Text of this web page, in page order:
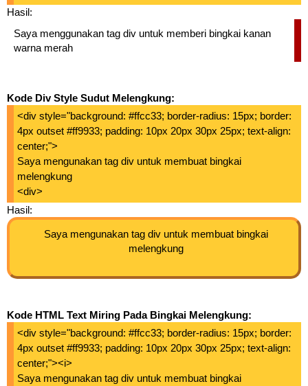
Hasil:
Saya menggunakan tag div untuk memberi bingkai kanan
warna merah
Kode Div Style Sudut Melengkung:
<div style="background: #ffcc33; border-radius: 15px; border:
4px outset #ff9933; padding: 10px 20px 30px 25px; text-align:
center;">
Saya mengunakan tag div untuk membuat bingkai
melengkung
<div>
Hasil:
Saya mengunakan tag div untuk membuat bingkai
melengkung
Kode HTML Text Miring Pada Bingkai Melengkung:
<div style="background: #ffcc33; border-radius: 15px; border:
4px outset #ff9933; padding: 10px 20px 30px 25px; text-align:
center;"><i>
Saya mengunakan tag div untuk membuat bingkai